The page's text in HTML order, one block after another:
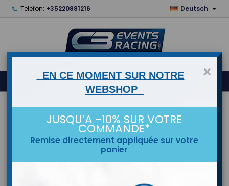
Telefon: +35220881216 Deutsch 
   0
STARTSEITE
×
EN CE MOMENT SUR NOTRE
WEBSHOP
JUSQU’A -10% SUR VOTRE
COMMANDE*
Remise directement appliquée sur votre
panier